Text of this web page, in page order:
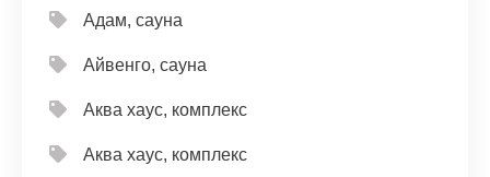
Адам, сауна
Айвенго, сауна
Аква хаус, комплекс
Аква хаус, комплекс